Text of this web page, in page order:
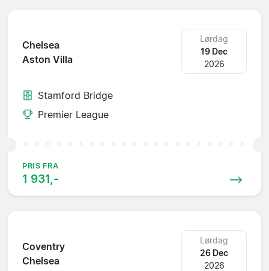
Chelsea
Aston Villa
Lørdag
19 Dec
2026
Stamford Bridge
Premier League
PRIS FRA
1 931,-
Coventry
Chelsea
Lørdag
26 Dec
2026